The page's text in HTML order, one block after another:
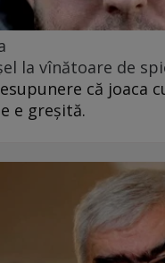
la vînătoare de
că joaca
e greșită.